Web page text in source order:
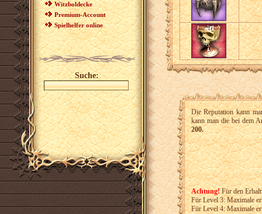
Witzboldecke
Premium-Account
Spielhelfer online
Suche:
Die Reputation kann
kann man die bei dem
200.
Achtung!Für den Erhalt
Für Level 3: Maximale
Für Level 4: Maximale